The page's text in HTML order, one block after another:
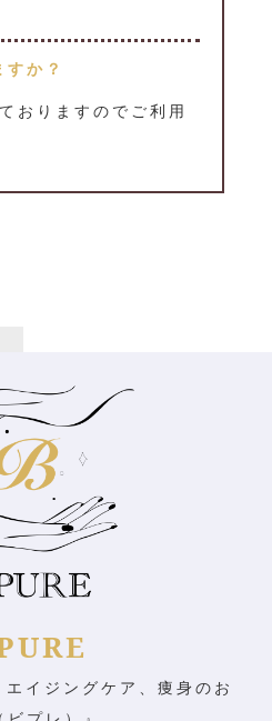
か？
おりますのでご利用
イジングケア、痩身のお